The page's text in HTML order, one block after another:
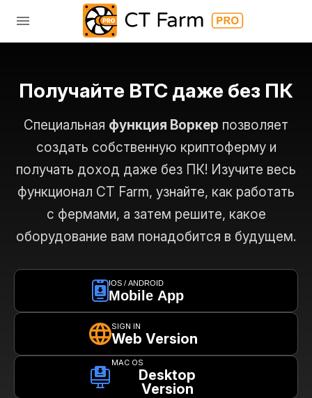
Получайте BTC даже без ПК
Специальная функция Воркер позволяет
создать собственную криптоферму и
получать доход даже без ПК! Изучите весь
функционал CT Farm, узнайте, как работать
с фермами, а затем решите, какое
оборудование вам понадобится в будущем.
IOS / ANDROID
Mobile App
SIGN IN
Web Version
MAC OS
Desktop
Version